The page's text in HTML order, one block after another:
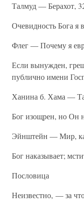
Талмуд — Берахот,
Очевидность Бога я
Флег — Почему я
Если вынужден,
публично имени
Ханина б. Хама —
Бог изощрен, но Он
Эйнштейн — Мир,
Бог наказывает;
Пословица
Неизвестно, — за